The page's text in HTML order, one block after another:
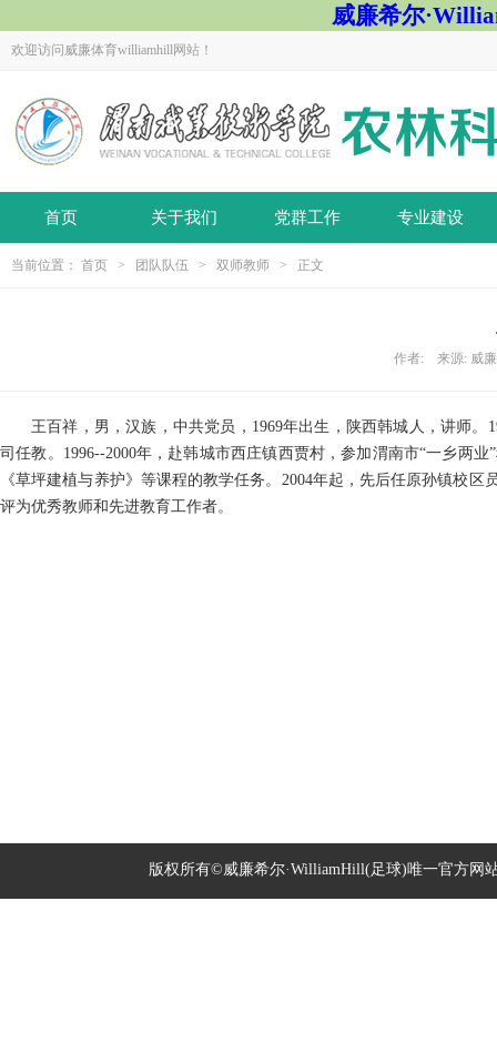
威廉希尔
欢迎访问威廉体育williamhill网站！
首页 关于我们 党群工作 专业建设
当前位置： 首页 > 团队队伍 > 双师教师 > 正文
作者: 来源: 威廉
王百祥，男，汉族，中共党员，1969年出生，陕西韩城人，讲师
司任教。1996--2000年，赴韩城市西庄镇西贾村，参加渭南市“一乡两
《草坪建植与养护》等课程的教学任务。2004年起，先后任原孙镇校
评为优秀教师和先进教育工作者。
版权所有©威廉希尔·WilliamHill(足球)唯一官